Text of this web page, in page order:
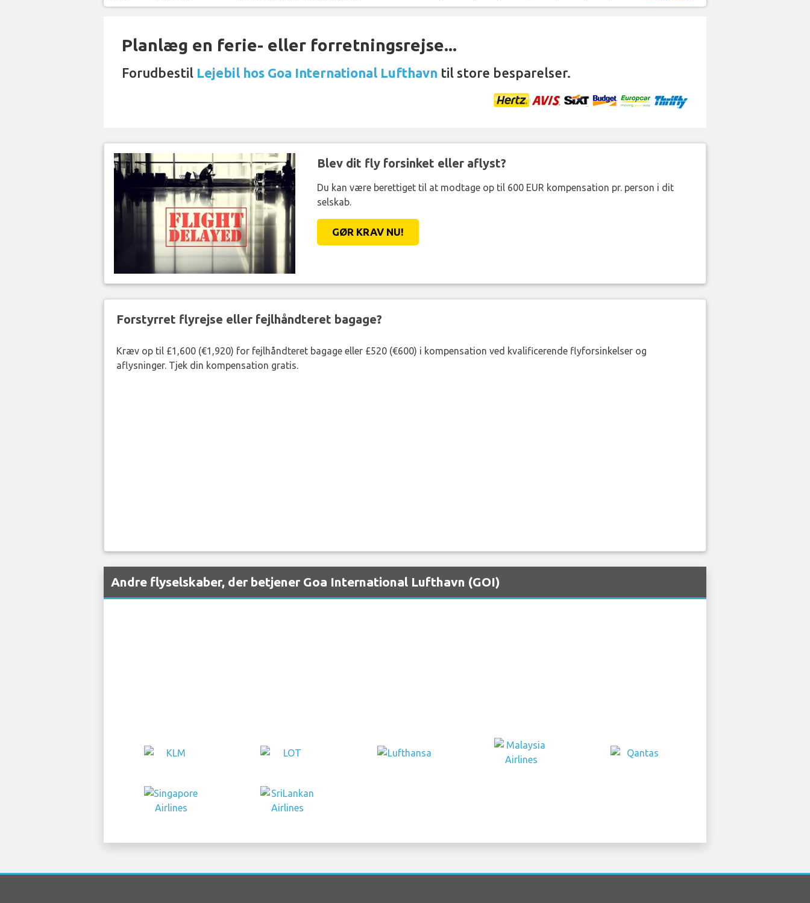
Planlæg en ferie- eller forretningsrejse...
Forudbestil Lejebil hos Goa International Lufthavn til store besparelser.
Blev dit fly forsinket eller aflyst?
Du kan være berettiget til at modtage op til 600 EUR kompensation pr. person i dit
selskab.
GØR KRAV NU!
Forstyrret flyrejse eller fejlhåndteret bagage?
Kræv op til £1,600 (€1,920) for fejlhåndteret bagage eller £520 (€600) i kompensation ved kvalificerende flyforsinkelser og
aflysninger. Tjek din kompensation gratis.
Andre flyselskaber, der betjener Goa International Lufthavn (GOI)